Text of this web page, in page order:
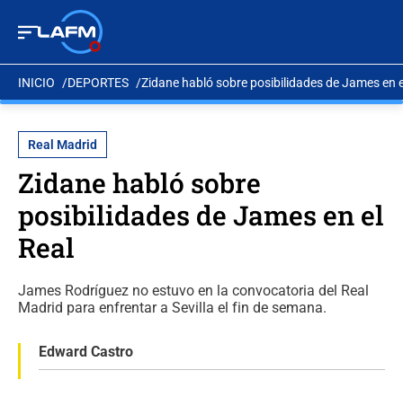
INICIO DEPORTES Zidane habló sobre posibilidades de James en
Real Madrid
Zidane habló sobre
posibilidades de James en el
Real
James Rodríguez no estuvo en la convocatoria del Real
Madrid para enfrentar a Sevilla el fin de semana.
Edward Castro